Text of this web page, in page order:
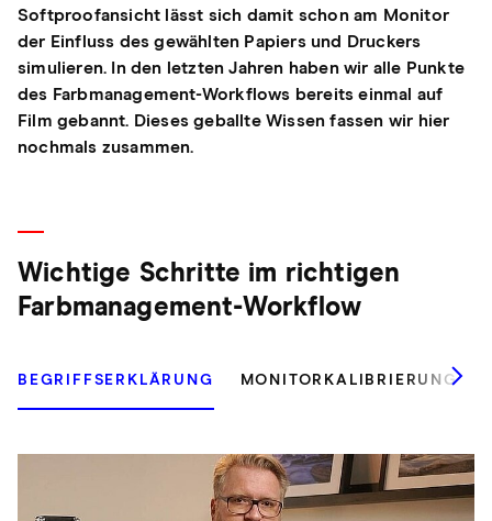
Softproofansicht lässt sich damit schon am Monitor
der Einfluss des gewählten Papiers und Druckers
simulieren. In den letzten Jahren haben wir alle Punkte
des Farbmanagement-Workflows bereits einmal auf
Film gebannt. Dieses geballte Wissen fassen wir hier
nochmals zusammen.
Wichtige Schritte im richtigen
Farbmanagement-Workflow
BEGRIFFSERKLÄRUNG MONITORKALIBRIERUNG